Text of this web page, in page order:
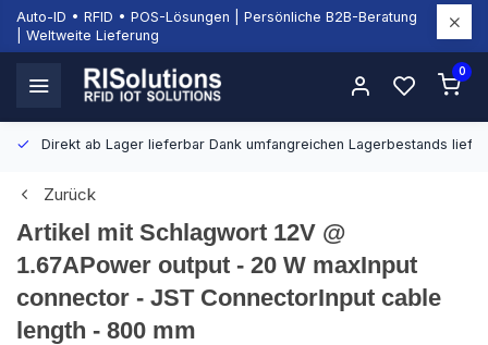
Auto-ID • RFID • POS-Lösungen | Persönliche B2B-Beratung
| Weltweite Lieferung
0
Direkt ab Lager lieferbar Dank umfangreichen Lagerbestands
Zurück
Artikel mit Schlagwort 12V @
1.67APower output - 20 W maxInput
connector - JST ConnectorInput cable
length - 800 mm